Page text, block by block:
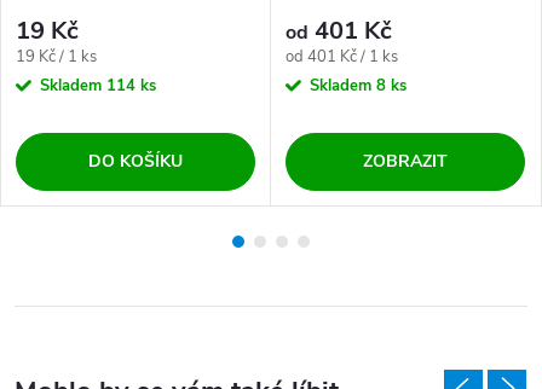
19 Kč
Měrná cena:
19 Kč / 1 ks
Skladem 114 ks
DO KOŠÍKU
od 401 Kč
Měrná cena:
od 401 Kč / 1 ks
Skladem 8 ks
ZOBRAZIT